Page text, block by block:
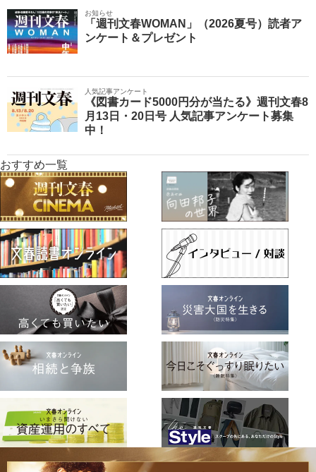
お知らせ
「週刊文春WOMAN」（2026夏号）読者ア
ンケート＆プレゼント
人気記事アンケート
《図書カード5000円分が当たる》週刊文春8
月13日・20日号 人気記事アンケート募集
中！
おすすめ一覧